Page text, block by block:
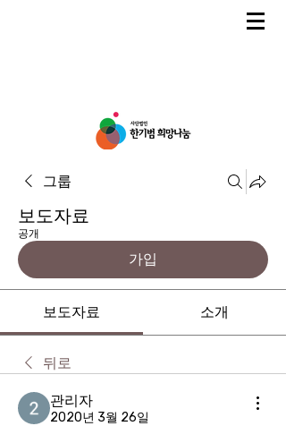
그룹
보도자료
공개
가입
보도자료 소개
뒤로
관리자
2020년 3월 26일